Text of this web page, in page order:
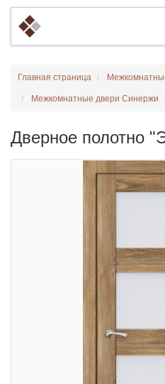
Главная страница
Межкомнатные двери Синержи
Дверное полотно